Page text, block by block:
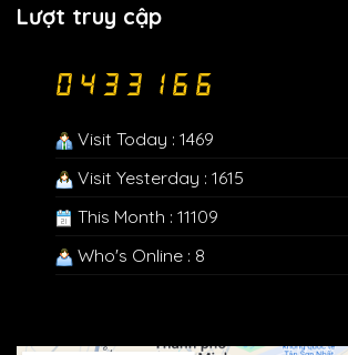
Lượt truy cập
Visit Today : 1469
Visit Yesterday : 1615
This Month : 11109
Who's Online : 8